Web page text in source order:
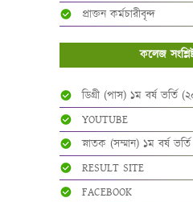
প্রাক্তন কর্মচারীবৃন্দ
কলেজ
ডিগ্রী (পাস) ১ম বর্ষ ভর্তি
YOUTUBE
স্নাতক (সম্মান) ১ম বর্ষ
RESULT SITE
FACEBOOK